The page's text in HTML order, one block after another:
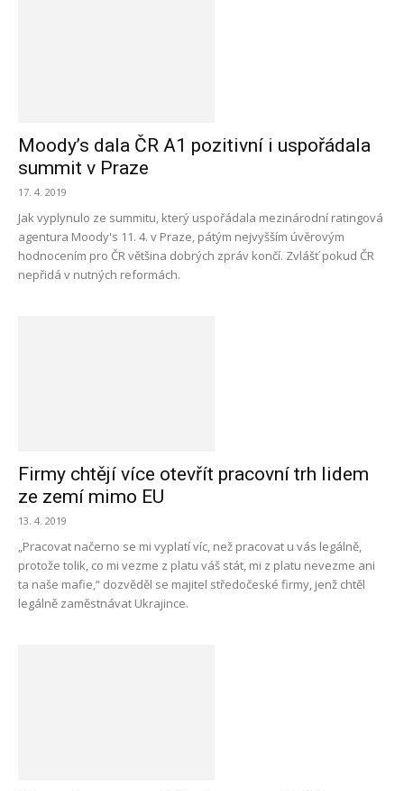
Moody’s dala ČR A1 pozitivní i uspořádala
summit v Praze
17. 4. 2019
Jak vyplynulo ze summitu, který uspořádala mezinárodní ratingová
agentura Moody's 11. 4. v Praze, pátým nejvyšším úvěrovým
hodnocením pro ČR většina dobrých zpráv končí. Zvlášť pokud ČR
nepřidá v nutných reformách.
Firmy chtějí více otevřít pracovní trh lidem
ze zemí mimo EU
13. 4. 2019
„Pracovat načerno se mi vyplatí víc, než pracovat u vás legálně,
protože tolik, co mi vezme z platu váš stát, mi z platu nevezme ani
ta naše mafie,“ dozvěděl se majitel středočeské firmy, jenž chtěl
legálně zaměstnávat Ukrajince.